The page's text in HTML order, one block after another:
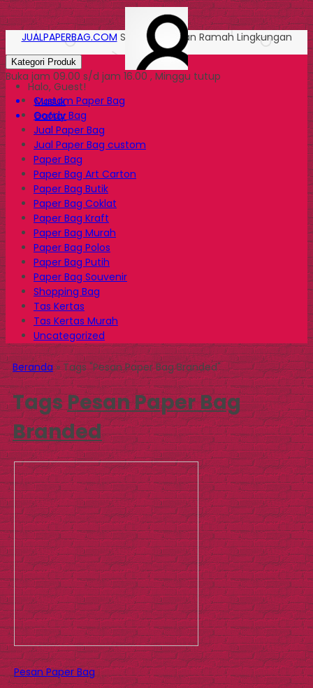
Halo, Guest!
Masuk
Daftar
JUALPAPERBAG.COM Solusi Kemasan Ramah Lingkungan
Kategori Produk
Buka jam 09.00 s/d jam 16.00 , Minggu tutup
Custom Paper Bag
Goody Bag
Jual Paper Bag
Jual Paper Bag custom
Paper Bag
Paper Bag Art Carton
Paper Bag Butik
Paper Bag Coklat
Paper Bag Kraft
Paper Bag Murah
Paper Bag Polos
Paper Bag Putih
Paper Bag Souvenir
Shopping Bag
Tas Kertas
Tas Kertas Murah
Uncategorized
Beranda»Tags "Pesan Paper Bag Branded"
TagsPesan Paper Bag
Branded
Pesan Paper Bag